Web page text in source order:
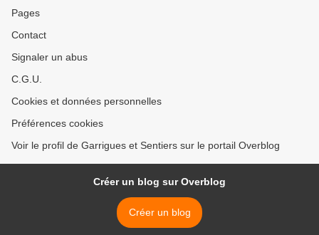
Pages
Contact
Signaler un abus
C.G.U.
Cookies et données personnelles
Préférences cookies
Voir le profil de Garrigues et Sentiers sur le portail Overblog
Créer un blog sur Overblog
Créer un blog